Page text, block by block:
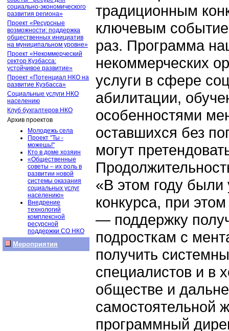
социально-экономического
развития региона»
Проект «Ресурсные
возможности: поддержка
общественных инициатив
на муниципальном уровне»
Проект «Некоммерческий
сектор Кузбасса:
устойчивое развитие»
Проект «Потенциал НКО на
развитие Кузбасса»
Социальные услуги НКО
населению
Клуб бухгалтеров НКО
Архив проектов
Молодежь села
Проект "Ты -
можешь!"
Кто в доме хозяин
«Общественные
советы – их роль в
развитии новой
системы оказания
социальных услуг
населению»
Внедрение
технологий
комплексной
ресурсной
поддержки СО НКО
Мероприятия
традиционным
ключевым
раз. Программа
некоммерческих
услуги в сфере
абилитации,
особенностями
оставшихся без
могут
«В этом году были
конкурса, при
— поддержку
подросткам с
получить
специалистов и в
обществе и
самостоятельной
программный